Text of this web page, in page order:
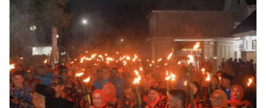
2026
Lensa
Merdeka